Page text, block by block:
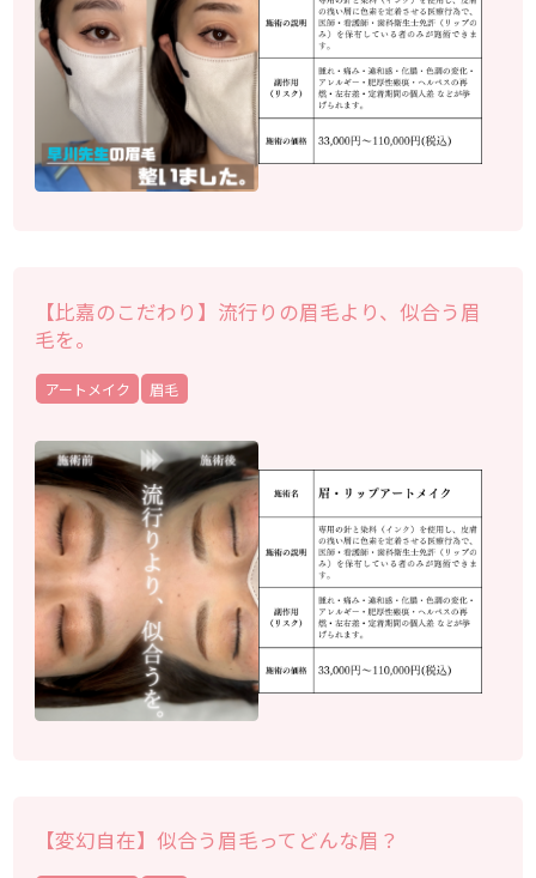
【比嘉のこだわり】流行りの眉毛より、似合う眉
毛を。
アートメイク 眉毛
【変幻自在】似合う眉毛ってどんな眉？